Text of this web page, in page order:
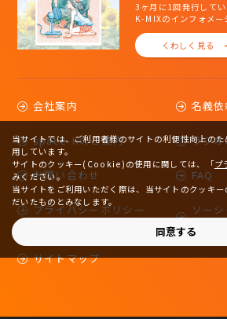
3ヶ月に1回発行してい
K-MIXのインフォメー
くわしく見る
会社案内 名義依
space-Kのご案内 ラジオ
お問い合わせ FAQ
プライバシーポリシー
ソー
シー
サイトマップ
当サイトでは、ご利用者様のサイトの利便性向上の
用しています。
サイトのクッキー(Cookie)の使用に関しては、
「プ
みください。
当サイトをご利用いただく際は、当サイトのクッキ
だいたものとみなします。
同意する